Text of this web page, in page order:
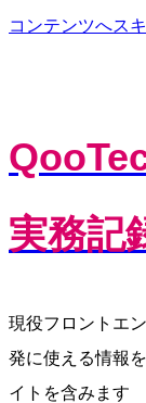
コンテンツへス
実務記
現役フロントエ
発に使える情報
イトを含みます